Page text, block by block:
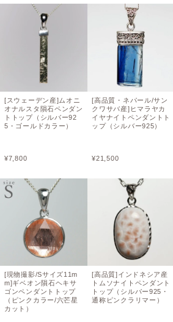
[スウェーデン産]ムオニ
オナルスタ隕石ペンダン
トトップ（シルバー92
5・ゴールドカラー）
¥7,800
[現物撮影/Sサイズ11m
m]ギベオン隕石ヘキサ
ゴンペンダントトップ
（ピンクカラー/六芒星
カット）
[高品質・ネパール/サン
クワサバ産]ヒマラヤカ
イヤナイトペンダントト
ップ（シルバー925）
¥21,500
[高品質]インドネシア産
トムソナイトペンダント
トップ（シルバー925・
通称ピンクラリマー）